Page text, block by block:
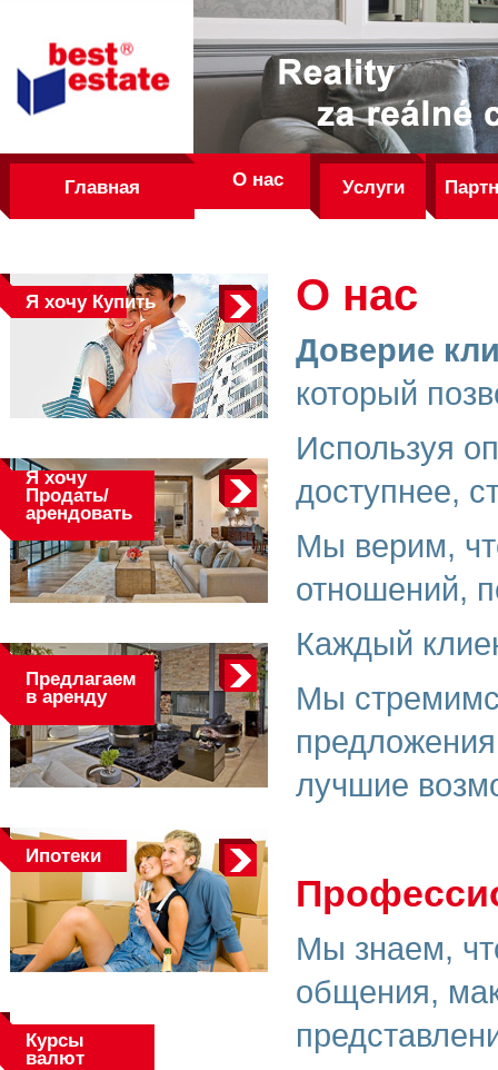
best
estate
Главная О нас Услуги
Я хочуКупить
Я хочу
Продать/
арендовать
Предлагаем
в аренду
Ипотеки
Курсы
валют
О нас
Доверие
который
Используя
доступнее,
Мы верим,
отношений,
Каждый
Мы
лучшие
Мы знаем,
общения,